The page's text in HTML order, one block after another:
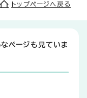
トップページへ戻る
ページも見ていま